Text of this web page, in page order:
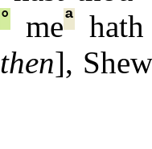
° meªhath
then],